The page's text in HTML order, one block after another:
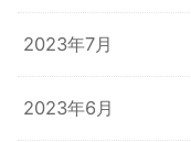
2023年7月
2023年6月